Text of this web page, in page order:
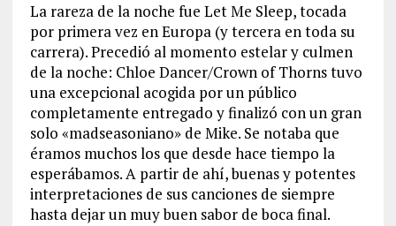
La rareza de la noche fue Let Me Sleep, tocada
por primera vez en Europa (y tercera en toda su
carrera). Precedió al momento estelar y culmen
de la noche: Chloe Dancer/Crown of Thorns tuvo
una excepcional acogida por un público
completamente entregado y finalizó con un gran
solo «madseasoniano» de Mike. Se notaba que
éramos muchos los que desde hace tiempo la
esperábamos. A partir de ahí, buenas y potentes
interpretaciones de sus canciones de siempre
hasta dejar un muy buen sabor de boca final.